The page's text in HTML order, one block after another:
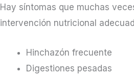
Hay síntomas que muchas
intervención nutricional
Hinchazón frecuente
Digestiones pesadas